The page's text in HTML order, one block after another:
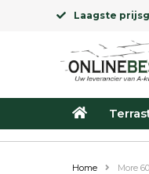
Laagste
Home More